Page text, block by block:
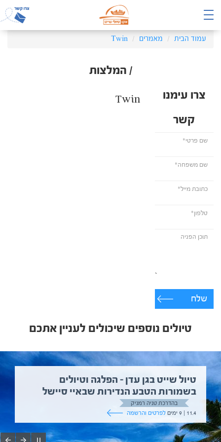
עמוד הבית מאמרים Twin
/ המלצות
צרו עימנו
קשר
שלח
Twin
טיולים נוספים שיכולים לעניין אתכם
טיול שייט בגן עדן – הפלגה וטיולים
בשמורות הטבע הנדירות שבאיי סיישל
בהדרכת טניה רמניק
11.4 | 9 ימים
לפרטים והרשמה